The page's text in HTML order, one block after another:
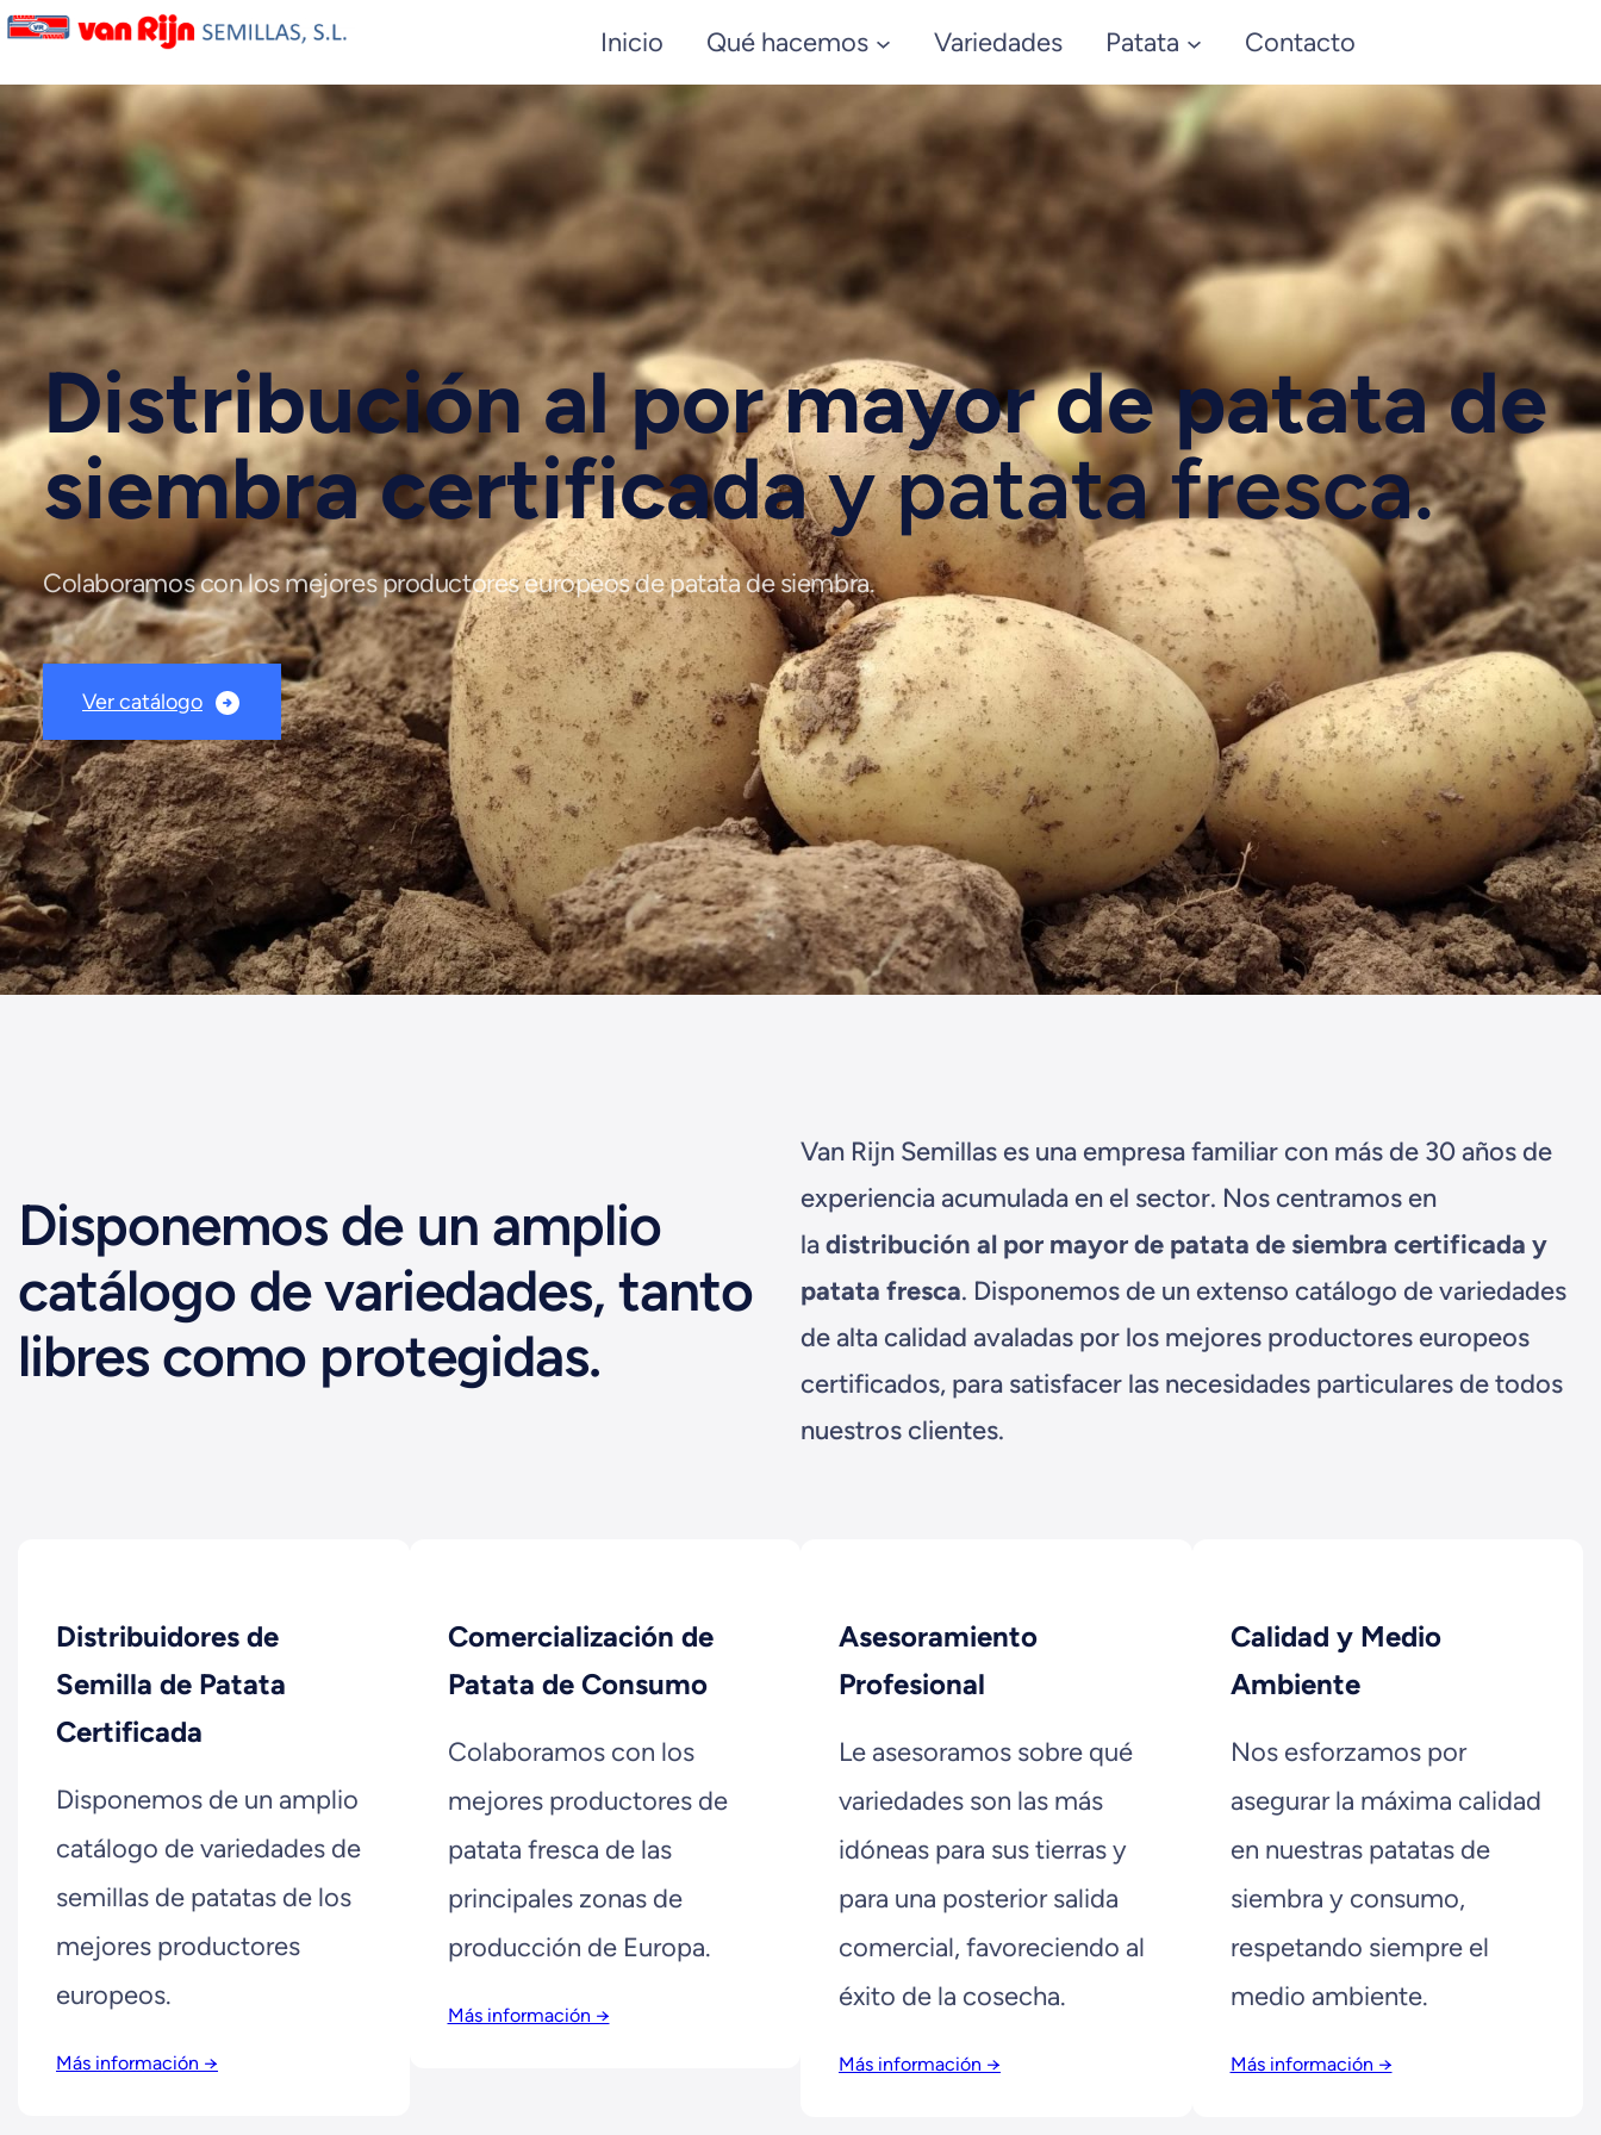
Inicio Qué hacemos Variedades Patata Contacto
Distribución al por mayor de patata de
siembra certificaday patata fresca.
Colaboramos con los mejores productores europeos de patata de siembra.
Ver catálogo
Disponemos de un amplio
catálogo de variedades, tanto
libres como protegidas.
Van Rijn Semillas es una empresa familiar con más de 30 años de
experiencia acumulada en el sector. Nos centramos en
ladistribución al por mayor de patata de siembra certificada y
patata fresca. Disponemos de un extenso catálogo de variedades
de alta calidad avaladas por los mejores productores europeos
certificados, para satisfacer las necesidades particulares de todos
nuestros clientes.
Distribuidores de
Semilla de Patata
Certificada
Disponemos de un amplio
catálogo de variedades de
semillas de patatas de los
mejores productores
europeos.
Más información →
Comercialización de
Patata de Consumo
Colaboramos con los
mejores productores de
patata fresca de las
principales zonas de
producción de Europa.
Más información →
Asesoramiento
Profesional
Le asesoramos sobre qué
variedades son las más
idóneas para sus tierras y
para una posterior salida
comercial, favoreciendo al
éxito de la cosecha.
Más información →
Calidad y Medio
Ambiente
Nos esforzamos por
asegurar la máxima calidad
en nuestras patatas de
siembra y consumo,
respetando siempre el
medio ambiente.
Más información →